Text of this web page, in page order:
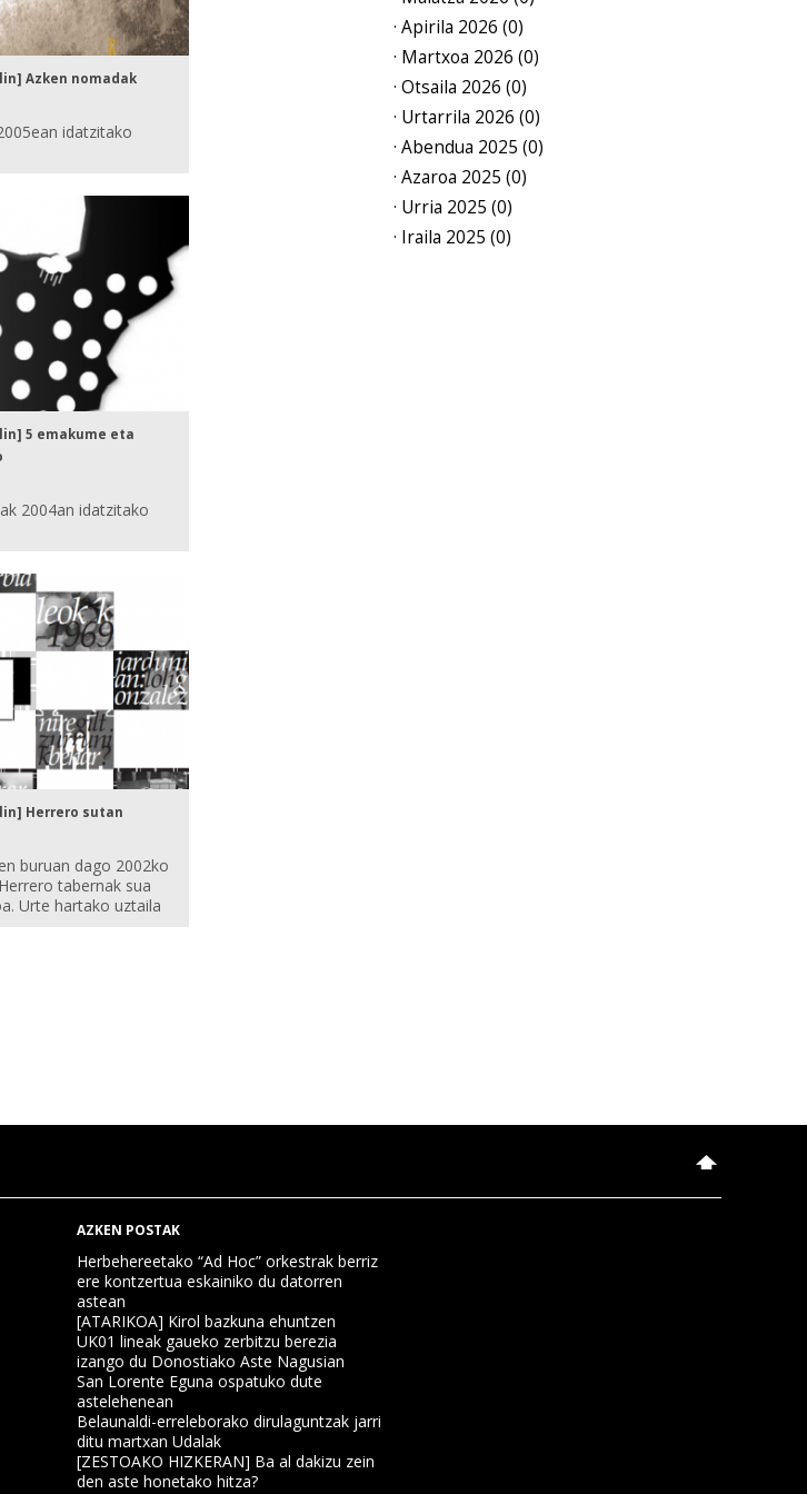
Azken nomadak
idatzitako
5 emakume eta
2004an idatzitako
Herrero sutan
buruan dago 2002ko
tabernak sua
Urte hartako uztaila
· Apirila 2026 (0)
· Martxoa 2026 (0)
· Otsaila 2026 (0)
· Urtarrila 2026 (0)
· Abendua 2025 (0)
· Azaroa 2025 (0)
· Urria 2025 (0)
· Iraila 2025 (0)
AZKEN POSTAK
Herbehereetako “Ad Hoc” orkestrak berriz
ere kontzertua eskainiko du datorren
astean
[ATARIKOA] Kirol bazkuna ehuntzen
UK01 lineak gaueko zerbitzu berezia
izango du Donostiako Aste Nagusian
San Lorente Eguna ospatuko dute
astelehenean
Belaunaldi-erreleborako dirulaguntzak jarri
ditu martxan Udalak
[ZESTOAKO HIZKERAN] Ba al dakizu zein
den aste honetako hitza?